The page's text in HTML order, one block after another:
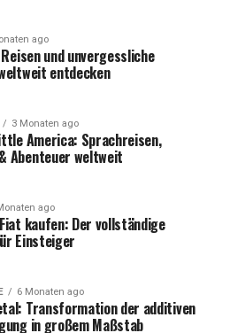
ago
und unvergessliche
entdecken
3 Monaten ago
America: Sprachreisen,
Abenteuer weltweit
ago
kaufen: Der vollständige
Einsteiger
6 Monaten ago
Transformation der additiven
in großem Maßstab